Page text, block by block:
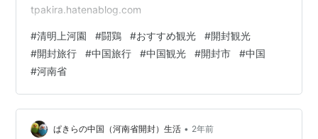
tpakira.hatenablog.com
#清明上河園 #闘鶏 #おすすめ観光 #開封観光
#開封旅行 #中国旅行 #中国観光 #開封市 #中国
#河南省
ぱきらの中国（河南省開封）生活 • 2年前